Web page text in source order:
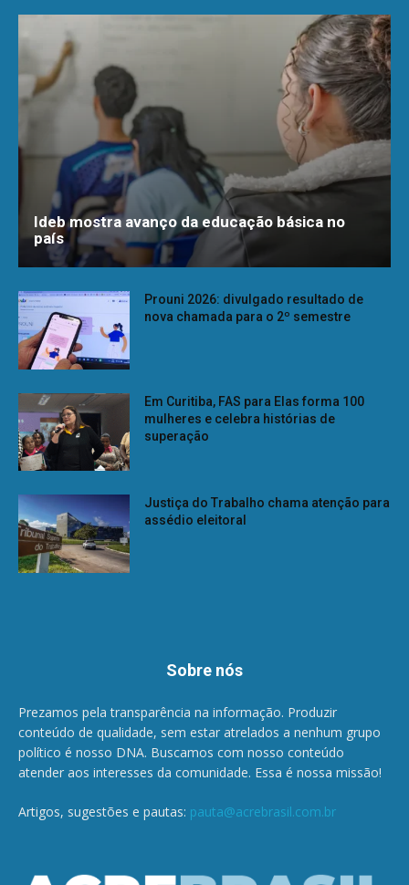
Ideb mostra avanço da educação básica no
país
Prouni 2026: divulgado resultado de
nova chamada para o 2º semestre
Em Curitiba, FAS para Elas forma 100
mulheres e celebra histórias de
superação
Justiça do Trabalho chama atenção para
assédio eleitoral
Sobre nós
Prezamos pela transparência na informação. Produzir
conteúdo de qualidade, sem estar atrelados a nenhum grupo
político é nosso DNA. Buscamos com nosso conteúdo
atender aos interesses da comunidade. Essa é nossa missão!
Artigos, sugestões e pautas: pauta@acrebrasil.com.br